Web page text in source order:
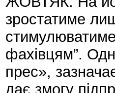
зростатиме
фахівцям”.
прес»,
дає змогу